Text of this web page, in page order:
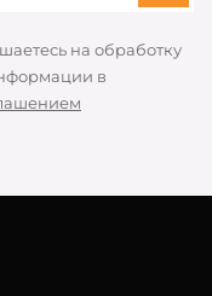
на обработку
в